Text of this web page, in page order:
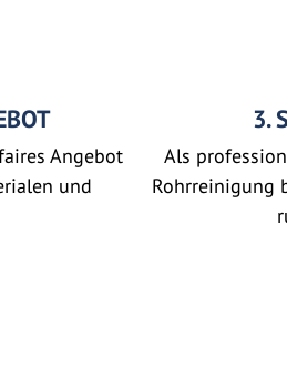
Angebot
und
3.
Als
Rohrreinigung